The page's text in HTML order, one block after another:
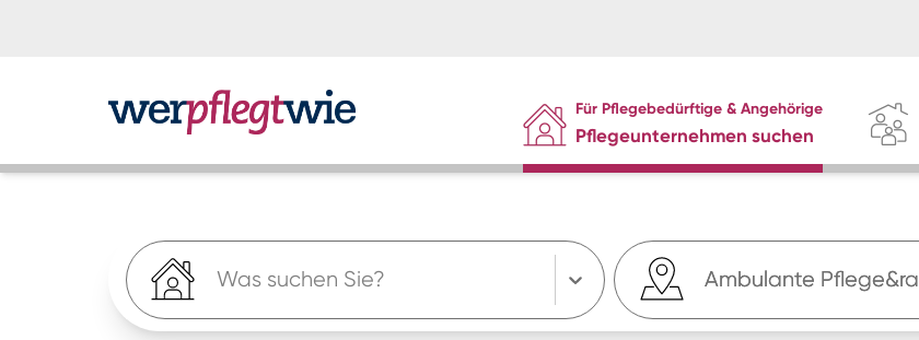
Für Pflegebedürftige & Angehörige
Pflegeunternehmen suchen
Was suchen Sie?